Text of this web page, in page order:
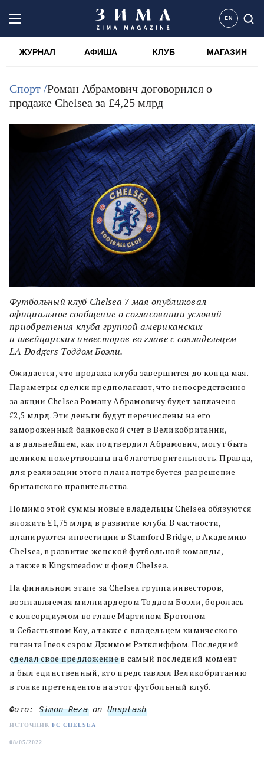
EN
ЖУРНАЛ АФИША КЛУБ МАГАЗИН
Спорт /Роман Абрамович договорился о
продаже Chelsea за ₤4,25 млрд
Футбольный клуб Chelsea 7 мая опубликовал
официальное сообщение о согласовании условий
приобретения клуба группой американских
и швейцарских инвесторов во главе с совладельцем
LA Dodgers Тоддом Боэли.
Ожидается, что продажа клуба завершится до конца мая.
Параметры сделки предполагают, что непосредственно
за акции Chelsea Роману Абрамовичу будет заплачено
₤2,5 млрд. Эти деньги будут перечислены на его
замороженный банковской счет в Великобритании,
а в дальнейшем, как подтвердил Абрамович, могут быть
целиком пожертвованы на благотворительность. Правда,
для реализации этого плана потребуется разрешение
британского правительства.
Помимо этой суммы новые владельцы Chelsea обязуются
вложить ₤1,75 млрд в развитие клуба. В частности,
планируются инвестиции в Stamford Bridge, в Академию
Chelsea, в развитие женской футбольной команды,
а также в Kingsmeadow и фонд Chelsea.
На финальном этапе за Chelsea группа инвесторов,
возглавляемая миллиардером Тоддом Боэли, боролась
с консорциумом во главе Мартином Бротоном
и Себастьяном Коу, а также с владельцем химического
гиганта Ineos сэром Джимом Рэтклиффом. Последний
сделал свое предложениев самый последний момент
и был единственный, кто представлял Великобританию
в гонке претендентов на этот футбольный клуб.
Фото: Simon Reza on Unsplash
ИСТОЧНИК FC CHELSEA
08/05/2022